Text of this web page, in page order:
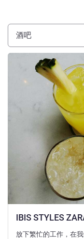
酒吧
IBIS STYLES
请参阅详情
放下繁忙的工作，在